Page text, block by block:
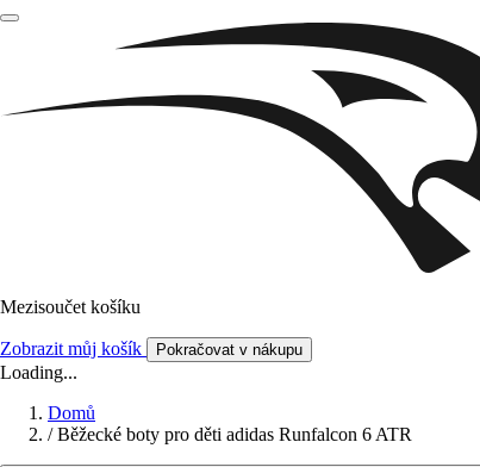
Mezisoučet košíku
Zobrazit můj košík Pokračovat v nákupu
Loading...
Domů
/ Běžecké boty pro děti adidas Runfalcon 6 ATR